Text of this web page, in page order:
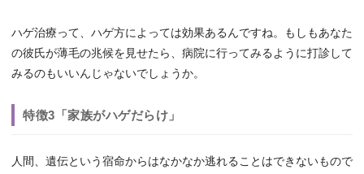
ハゲ治療って、ハゲ方によっては効果あるんですね。もしもあなた
の彼氏が薄毛の兆候を見せたら、病院に行ってみるように打診して
みるのもいいんじゃないでしょうか。
特徴3「家族がハゲだらけ」
人間、遺伝という宿命からはなかなか逃れることはできないもので